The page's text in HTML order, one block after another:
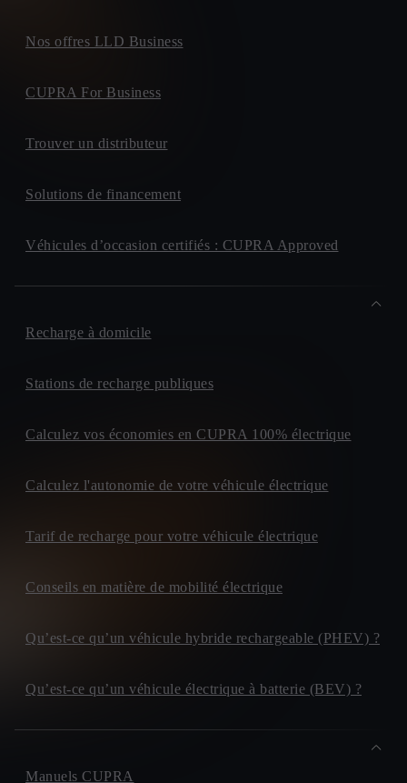
Nos offres LLD Business
CUPRA For Business
Trouver un distributeur
Solutions de financement
Véhicules d’occasion certifiés : CUPRA Approved
Recharge à domicile
Stations de recharge publiques
Calculez vos économies en CUPRA 100% électrique
Calculez l'autonomie de votre véhicule électrique
Tarif de recharge pour votre véhicule électrique
Conseils en matière de mobilité électrique
Qu’est-ce qu’un véhicule hybride rechargeable (PHEV) ?
Qu’est-ce qu’un véhicule électrique à batterie (BEV) ?
Manuels CUPRA